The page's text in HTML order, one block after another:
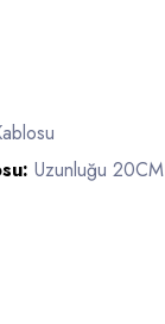
Uzunluğu 20CM